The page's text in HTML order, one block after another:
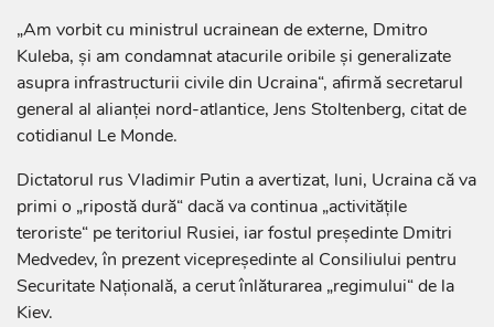
„Am vorbit cu ministrul ucrainean de externe, Dmitro
Kuleba, şi am condamnat atacurile oribile şi generalizate
asupra infrastructurii civile din Ucraina“, afirmă secretarul
general al alianţei nord-atlantice, Jens Stoltenberg, citat de
cotidianul Le Monde.
Dictatorul rus Vladimir Putin a avertizat, luni, Ucraina că va
primi o „ripostă dură“ dacă va continua „activităţile
teroriste“ pe teritoriul Rusiei, iar fostul preşedinte Dmitri
Medvedev, în prezent vicepreşedinte al Consiliului pentru
Securitate Naţională, a cerut înlăturarea „regimului“ de la
Kiev.